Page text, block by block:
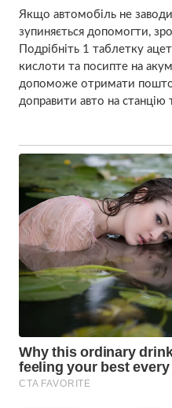
Якщо автомобіль не
зупиняється допомогти,
Подрібніть 1 таблетку
кислоти та посипте на
допоможе отримати
доправити авто на станцію